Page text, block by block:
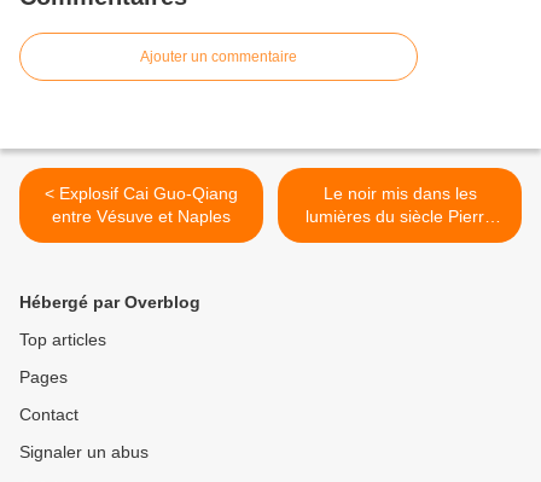
Ajouter un commentaire
< Explosif Cai Guo-Qiang
entre Vésuve et Naples
Le noir mis dans les
lumières du siècle Pierre
Soulages - Rodez >
Hébergé par Overblog
Top articles
Pages
Contact
Signaler un abus